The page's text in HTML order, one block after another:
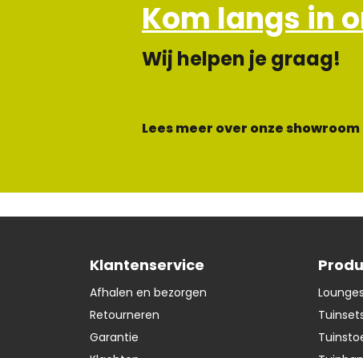
Kom langs in
Wij helpen je graag!
Lees meer over onze showroom
Klantenservice
Afhalen en bezorgen
Retourneren
Garantie